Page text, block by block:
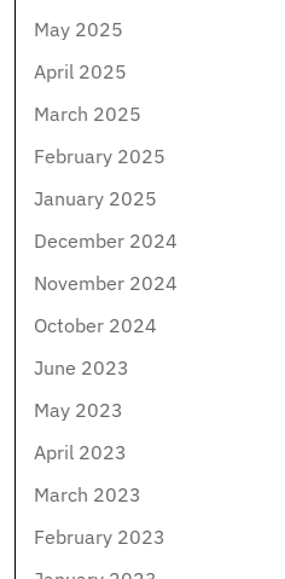
May 2025
April 2025
March 2025
February 2025
January 2025
December 2024
November 2024
October 2024
June 2023
May 2023
April 2023
March 2023
February 2023